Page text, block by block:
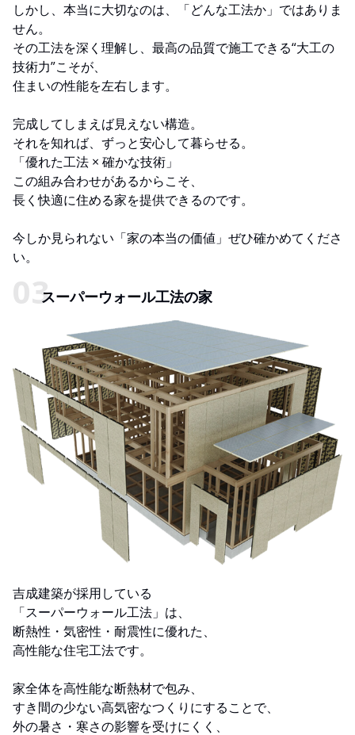
しかし、本当に大切なのは、「どんな工法か」ではありま
せん。
その工法を深く理解し、最高の品質で施工できる“大工の
技術力”こそが、
住まいの性能を左右します。
完成してしまえば見えない構造。
それを知れば、ずっと安心して暮らせる。
「優れた工法 × 確かな技術」
この組み合わせがあるからこそ、
長く快適に住める家を提供できるのです。
今しか見られない「家の本当の価値」ぜひ確かめてくださ
い。
スーパーウォール工法の家
吉成建築が採用している
「スーパーウォール工法」は、
断熱性・気密性・耐震性に優れた、
高性能な住宅工法です。
家全体を高性能な断熱材で包み、
すき間の少ない高気密なつくりにすることで、
外の暑さ・寒さの影響を受けにくく、